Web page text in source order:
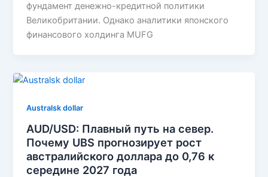
фундамент денежно-кредитной политики
Великобритании. Однако аналитики японского
финансового холдинга MUFG
Australsk dollar
AUD/USD: Плавный путь на север.
Почему UBS прогнозирует рост
австралийского доллара до 0,76 к
середине 2027 года